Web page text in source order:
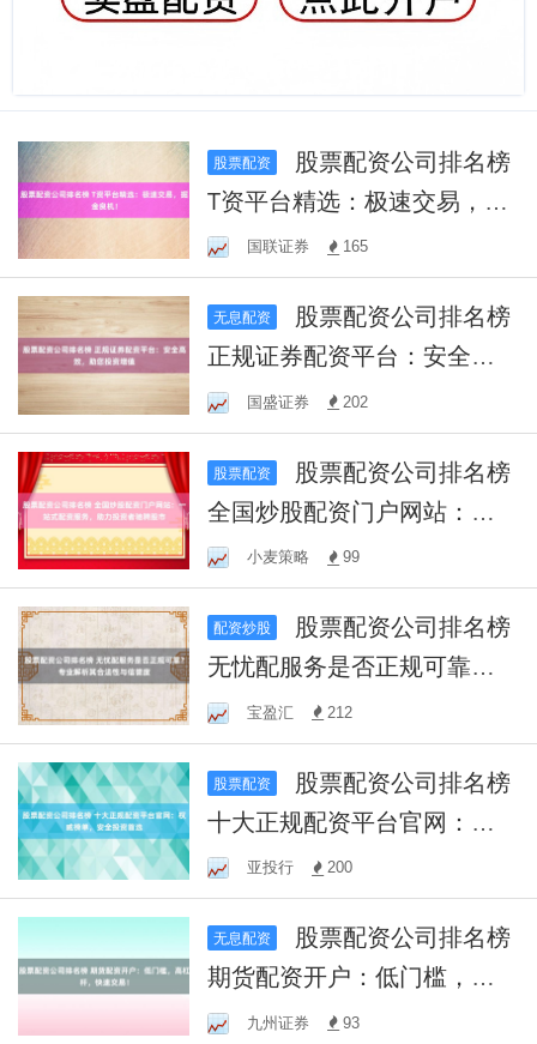
股票配资
T资平台精选：极速交易，掘
金良机！
国联证券 165
无息配资
正规证券配资平台：安全高
效，助您投资增值
国盛证券 202
股票配资
全国炒股配资门户网站：一
站式配资服务，助力投资者
驰骋股市
小麦策略 99
配资炒股
无忧配服务是否正规可靠？
专业解析其合法性与信誉度
宝盈汇 212
股票配资
十大正规配资平台官网：权
威榜单，安全投资首选
亚投行 200
无息配资
期货配资开户：低门槛，高
杠杆，快速交易！
九州证券 93